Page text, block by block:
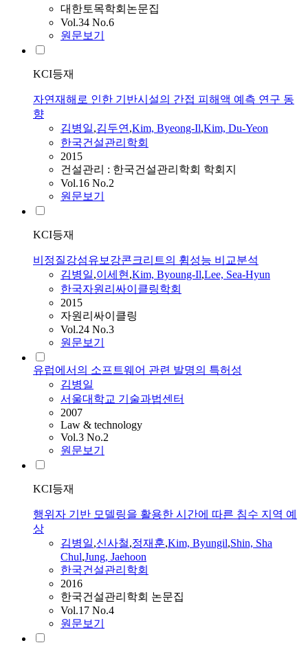
대한토목학회논문집
Vol.34 No.6
원문보기
KCI등재
자연재해로 인한 기반시설의 간접 피해액 예측 연구 동
향
김병일,김두연,Kim, Byeong-Il,Kim, Du-Yeon
한국건설관리학회
2015
건설관리 : 한국건설관리학회 학회지
Vol.16 No.2
원문보기
KCI등재
비정질강섬유보강콘크리트의 휨성능 비교분석
김병일,이세현,Kim, Byoung-Il,Lee, Sea-Hyun
한국자원리싸이클링학회
2015
자원리싸이클링
Vol.24 No.3
원문보기
유럽에서의 소프트웨어 관련 발명의 특허성
김병일
서울대학교 기술과법센터
2007
Law & technology
Vol.3 No.2
원문보기
KCI등재
행위자 기반 모델링을 활용한 시간에 따른 침수 지역 예
상
김병일,신사철,정재훈,Kim, Byungil,Shin, Sha
Chul,Jung, Jaehoon
한국건설관리학회
2016
한국건설관리학회 논문집
Vol.17 No.4
원문보기